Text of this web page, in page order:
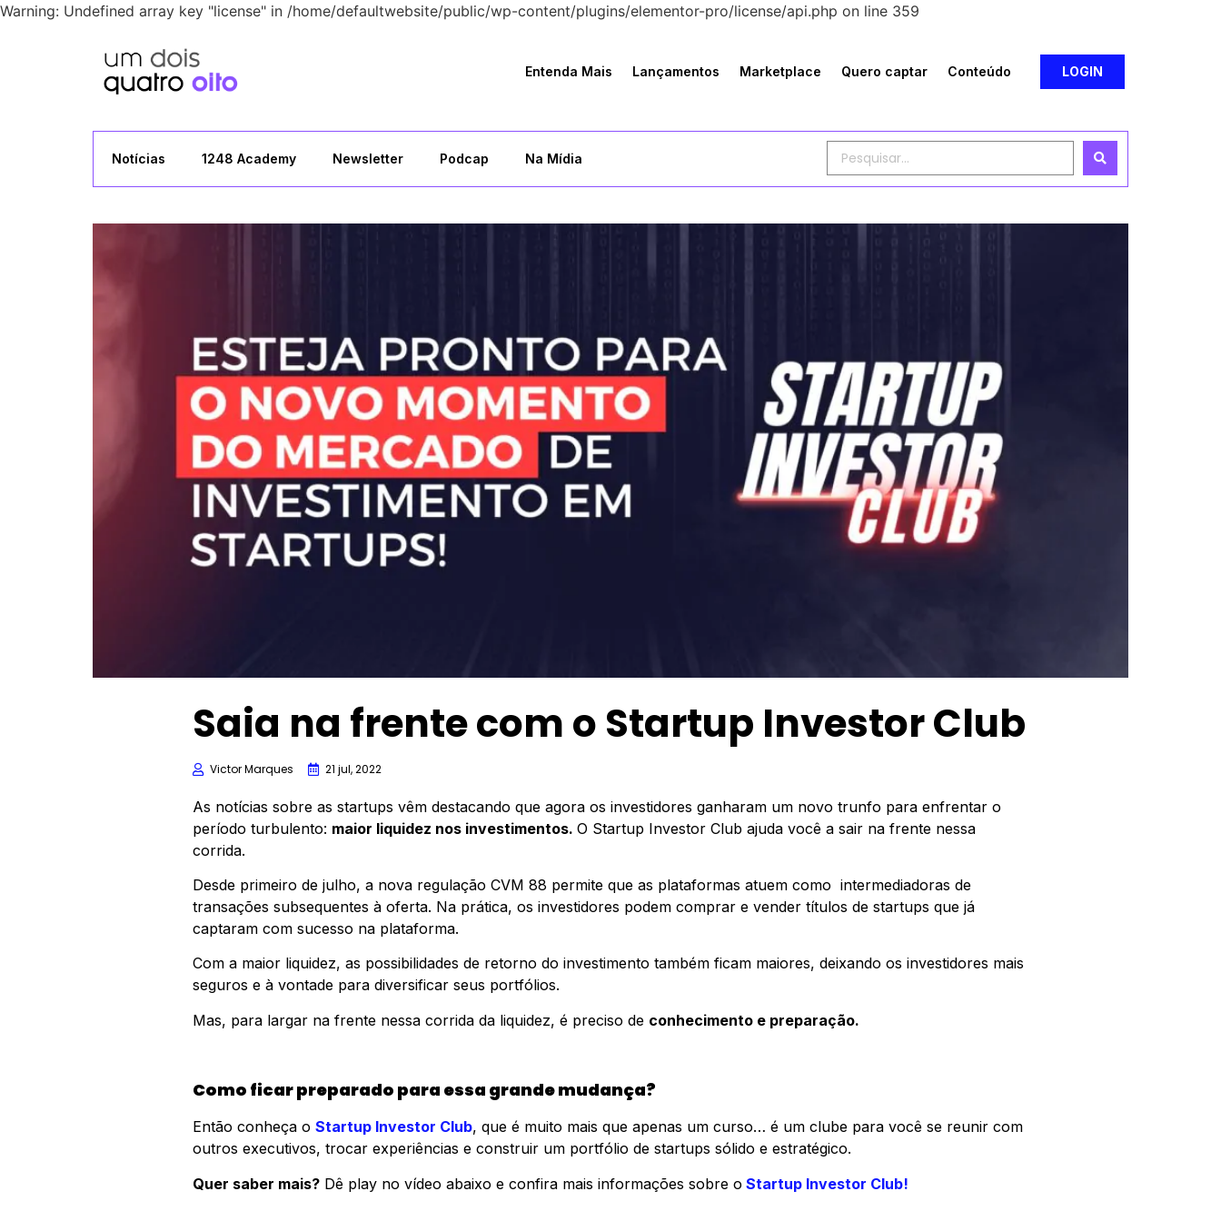
Warning: Undefined array key "license" in /home/defaultwebsite/public/wp-content/plugins/elementor-pro/license/api.php on line 359
Entenda Mais Lançamentos Marketplace Quero captar Conteúdo LOGIN
Notícias 1248 Academy Newsletter Podcap Na Mídia
Saia na frente com o Startup Investor Club
Victor Marques 21 jul, 2022
As notícias sobre as startups vêm destacando que agora os investidores ganharam um novo trunfo para enfrentar o
período turbulento: maior liquidez nos investimentos. O Startup Investor Club ajuda você a sair na frente nessa
corrida.
Desde primeiro de julho, a nova regulação CVM 88 permite que as plataformas atuem como intermediadoras de
transações subsequentes à oferta. Na prática, os investidores podem comprar e vender títulos de startups que já
captaram com sucesso na plataforma.
Com a maior liquidez, as possibilidades de retorno do investimento também ficam maiores, deixando os investidores mais
seguros e à vontade para diversificar seus portfólios.
Mas, para largar na frente nessa corrida da liquidez, é preciso de conhecimento e preparação.
Como ficar preparado para essa grande mudança?
Então conheça o Startup Investor Club, que é muito mais que apenas um curso… é um clube para você se reunir com
outros executivos, trocar experiências e construir um portfólio de startups sólido e estratégico.
Quer saber mais?Dê play no vídeo abaixo e confira mais informações sobre o Startup Investor Club!